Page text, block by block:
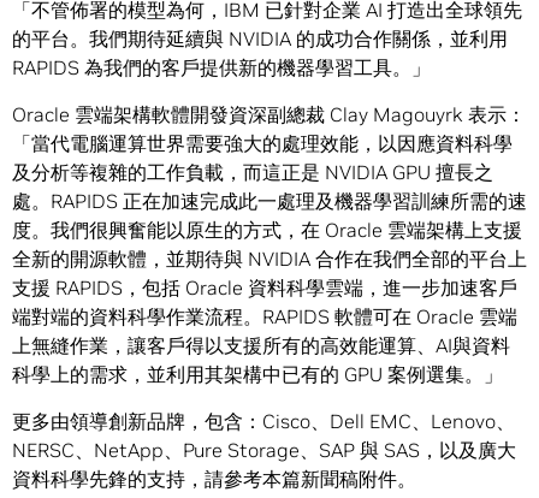
「不管佈署的模型為何，IBM 已針對企業 AI 打造出全球領先
的平台。我們期待延續與 NVIDIA 的成功合作關係，並利用
RAPIDS 為我們的客戶提供新的機器學習工具。」
Oracle 雲端架構軟體開發資深副總裁 Clay Magouyrk 表示：
「當代電腦運算世界需要強大的處理效能，以因應資料科學
及分析等複雜的工作負載，而這正是 NVIDIA GPU 擅長之
處。RAPIDS 正在加速完成此一處理及機器學習訓練所需的速
度。我們很興奮能以原生的方式，在 Oracle 雲端架構上支援
全新的開源軟體，並期待與 NVIDIA 合作在我們全部的平台上
支援 RAPIDS，包括 Oracle 資料科學雲端，進一步加速客戶
端對端的資料科學作業流程。RAPIDS 軟體可在 Oracle 雲端
上無縫作業，讓客戶得以支援所有的高效能運算、AI與資料
科學上的需求，並利用其架構中已有的 GPU 案例選集。」
更多由領導創新品牌，包含：Cisco、Dell EMC、Lenovo、
NERSC、NetApp、Pure Storage、SAP 與 SAS，以及廣大
資料科學先鋒的支持，請參考本篇新聞稿附件。